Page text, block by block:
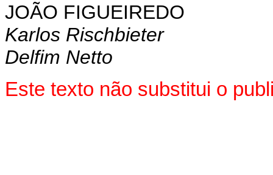
JOÃO FIGUEIREDO
Karlos Rischbieter
Delfim Netto
Este texto não substitui o